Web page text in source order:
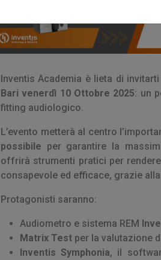
Inventis Academia è lieta di
Bari venerdì 10 Ottobre 2025: un
fitting audiologico.
L’evento metterà al centro
possibile per garantire la
offrirà strumenti pratici per
consapevole ed efficace, grazie
Protagonisti saranno:
Audiometro e sistema REM
Matrix Testper la valutazione
Inventis Symphonia, il